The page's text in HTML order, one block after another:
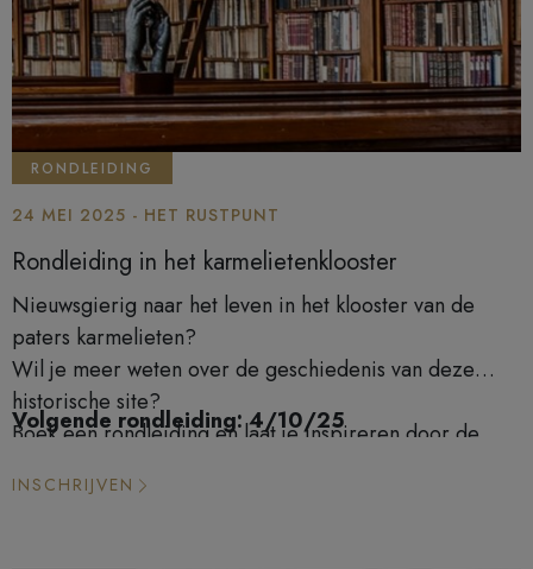
RONDLEIDING
24 MEI 2025 - HET RUSTPUNT
Rondleiding in het karmelietenklooster
Nieuwsgierig naar het leven in het klooster van de
paters karmelieten?
Wil je meer weten over de geschiedenis van deze
historische site?
Boek een rondleiding en laat je inspireren door de
Volgende rondleiding: 4/10/25
INSCHRIJVEN